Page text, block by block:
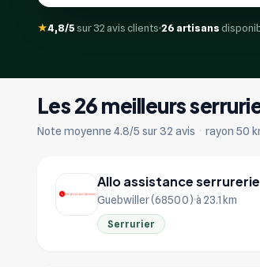
★4,8/5sur 32 avis clients 26 artisans
Les 26 meilleurs
Note moyenne 4.8/5 sur 32 avis · rayon 50
Allo assistance serrurerie
Guebwiller (68500) à 23.1 km
Serrurier